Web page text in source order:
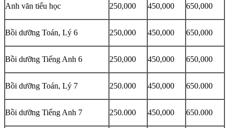
Anh văn tiểu học 250,000 450,000 650,000
Bồi dưỡng Toán, Lý 6 250,000 450,000 650,000
Bồi dưỡng Tiếng Anh 6 250,000 450,000 650,000
Bồi dưỡng Toán, Lý 7 250.000 450,000 650.000
Bồi dưỡng Tiếng Anh 7 250.000 450,000 650.000